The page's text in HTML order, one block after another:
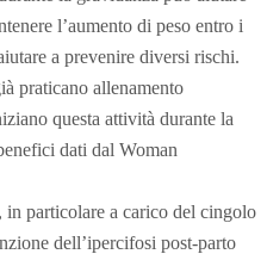
l’aumento di peso entro i
a prevenire diversi rischi.
praticano allenamento
questa attività durante la
dati dal Woman
in particolare a carico del cingolo
dell’ipercifosi post-parto